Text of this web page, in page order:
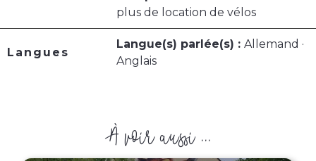
plus de location de vélos
Langues
Langue(s) parlée(s) : Allemand ·
Anglais
À voir aussi ...